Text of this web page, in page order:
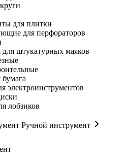
для плитки
для перфораторов
штукатурных маяков
электроинструментов
лобзиков
Ручной инструмент